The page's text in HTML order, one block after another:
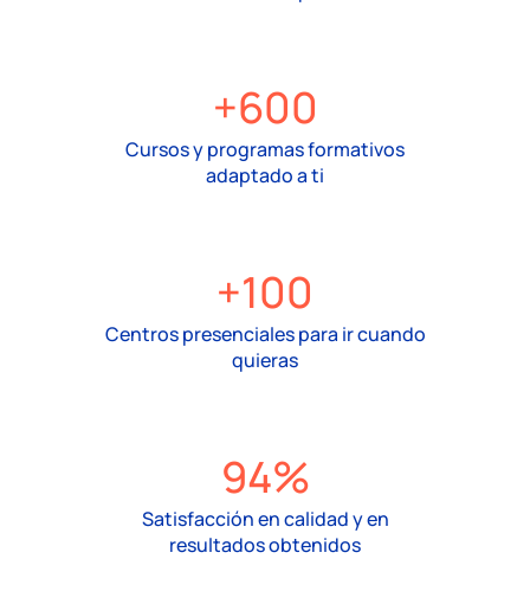
+600
Cursos y programas formativos
adaptado a ti
+100
Centros presenciales para ir cuando
quieras
94%
Satisfacción en calidad y en
resultados obtenidos